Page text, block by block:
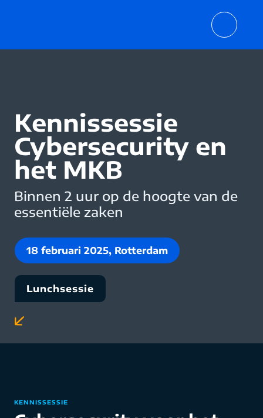
Kennissessie
Cybersecurity en
het MKB
Binnen 2 uur op de hoogte van de
essentiële zaken
18 februari 2025, Rotterdam
Lunchsessie
KENNISSESSIE